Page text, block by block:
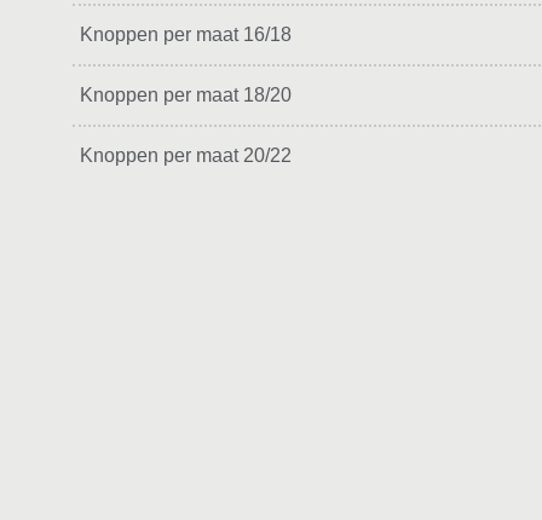
Knoppen per maat 16/18
Knoppen per maat 18/20
Knoppen per maat 20/22